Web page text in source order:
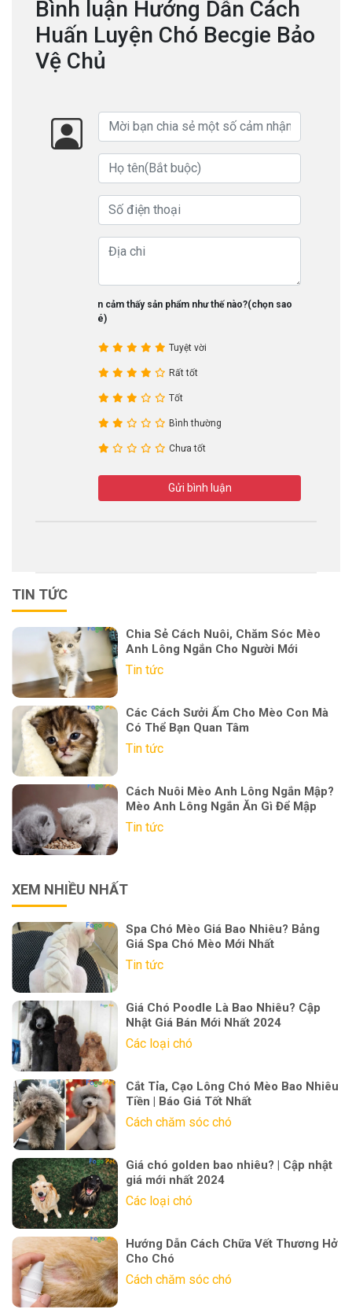
Bình luận Hướng Dẫn Cách
Huấn Luyện Chó Becgie Bảo
Vệ Chủ
Bạn cảm thấy sản phẩm như thế nào?(chọn sao
nhé)
Tuyệt vời
Rất tốt
Tốt
Bình thường
Chưa tốt
Gửi bình luận
TIN TỨC
Chia Sẻ Cách Nuôi, Chăm Sóc Mèo
Anh Lông Ngắn Cho Người Mới
Tin tức
Các Cách Sưởi Ấm Cho Mèo Con Mà
Có Thể Bạn Quan Tâm
Tin tức
Cách Nuôi Mèo Anh Lông Ngắn Mập?
Mèo Anh Lông Ngắn Ăn Gì Để Mập
Tin tức
XEM NHIỀU NHẤT
Spa Chó Mèo Giá Bao Nhiêu? Bảng
Giá Spa Chó Mèo Mới Nhất
Tin tức
Giá Chó Poodle Là Bao Nhiêu? Cập
Nhật Giá Bán Mới Nhất 2024
Các loại chó
Cắt Tỉa, Cạo Lông Chó Mèo Bao Nhiêu
Tiền | Báo Giá Tốt Nhất
Cách chăm sóc chó
Giá chó golden bao nhiêu? | Cập nhật
giá mới nhất 2024
Các loại chó
Hướng Dẫn Cách Chữa Vết Thương Hở
Cho Chó
Cách chăm sóc chó